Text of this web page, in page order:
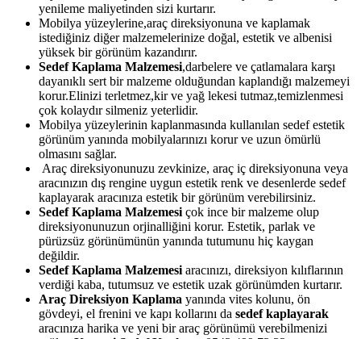
yenileme maliyetinden sizi kurtarır.
Mobilya yüzeylerine,araç direksiyonuna ve kaplamak
istediğiniz diğer malzemelerinize doğal, estetik ve albenisi
yüksek bir görünüm kazandırır.
Sedef Kaplama Malzemesi,darbelere ve çatlamalara karşı
dayanıklı sert bir malzeme olduğundan kaplandığı malzemeyi
korur.Elinizi terletmez,kir ve yağ lekesi tutmaz,temizlenmesi
çok kolaydır silmeniz yeterlidir.
Mobilya yüzeylerinin kaplanmasında kullanılan sedef estetik
görünüm yanında mobilyalarınızı korur ve uzun ömürlü
olmasını sağlar.
Araç direksiyonunuzu zevkinize, araç iç direksiyonuna veya
aracınızın dış rengine uygun estetik renk ve desenlerde sedef
kaplayarak aracınıza estetik bir görünüm verebilirsiniz.
Sedef Kaplama Malzemesi çok ince bir malzeme olup
direksiyonunuzun orjinalliğini korur. Estetik, parlak ve
pürüzsüz görünümünün yanında tutumunu hiç kaygan
değildir.
Sedef Kaplama Malzemesi aracınızı, direksiyon kılıflarının
verdiği kaba, tutumsuz ve estetik uzak görünümden kurtarır.
Araç Direksiyon Kaplama yanında vites kolunu, ön
gövdeyi, el frenini ve kapı kollarını da sedef kaplayarak
aracınıza harika ve yeni bir araç görünümü verebilmenizi